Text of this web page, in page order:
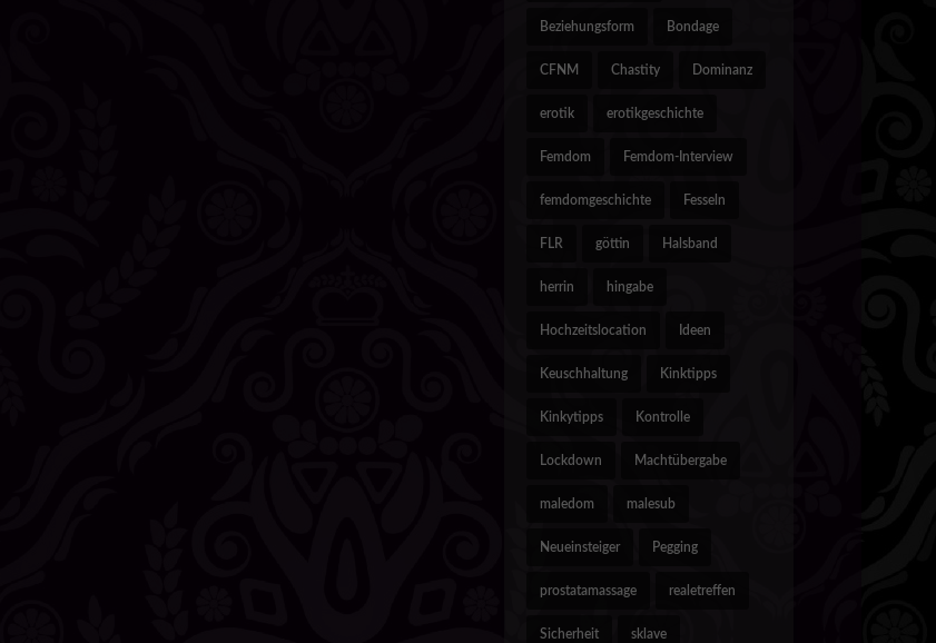
Beziehungsform Bondage
CFNM Chastity Dominanz
erotik erotikgeschichte
Femdom Femdom-Interview
femdomgeschichte Fesseln
FLR göttin Halsband
herrin hingabe
Hochzeitslocation Ideen
Keuschhaltung Kinktipps
Kinkytipps Kontrolle
Lockdown Machtübergabe
maledom malesub
Neueinsteiger Pegging
prostatamassage realetreffen
Sicherheit sklave